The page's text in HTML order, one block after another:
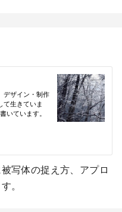
写体の捉え方、アプロ
。